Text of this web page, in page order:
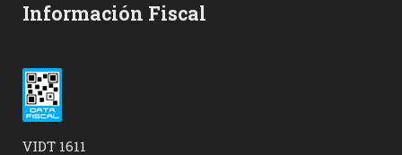
Información Fiscal
VIDT 1611